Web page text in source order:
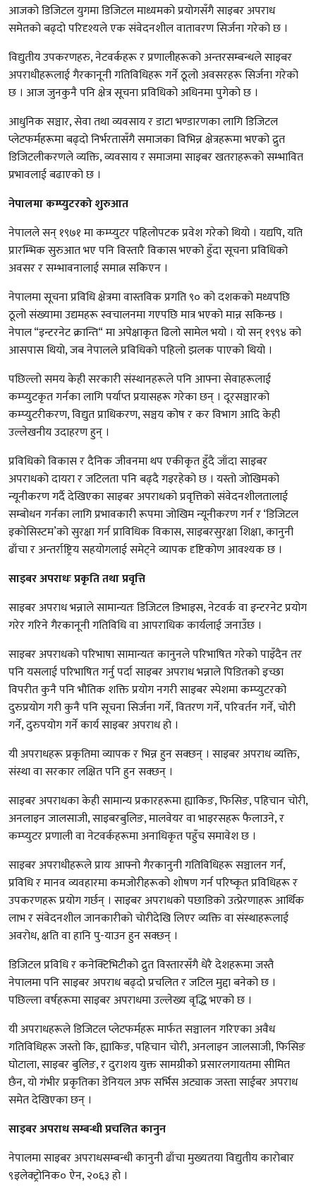
आजको डिजिटल युगमा डिजिटल माध्यमको प्रयोगसँगै साइबर अपराध
समेतको बढ्दो परिदृश्यले एक संवेदनशील वातावरण सिर्जना गरेको छ ।
विद्युतीय उपकरणहरु, नेटवर्कहरू र प्रणालीहरूको अन्तरसम्बन्धले साइबर
अपराधीहरूलाई गैरकानूनी गतिविधिहरू गर्ने ठूलो अवसरहरू सिर्जना गरेको
छ । आज जुनकुनै पनि क्षेत्र सूचना प्रविधिको अधिनमा पुगेको छ ।
आधुनिक सञ्चार, सेवा तथा व्यवसाय र डाटा भण्डारणका लागि डिजिटल
प्लेटफर्महरूमा बढ्दो निर्भरतासँगै समाजका विभिन्न क्षेत्रहरूमा भएको द्रुत
डिजिटलीकरणले व्यक्ति, व्यवसाय र समाजमा साइबर खतराहरूको सम्भावित
प्रभावलाई बढाएको छ ।
नेपालमा कम्प्युटरको शुरुआत
नेपालले सन् १९७१ मा कम्प्युटर पहिलोपटक प्रवेश गरेको थियो । यद्यपि, यति
प्रारम्भिक सुरुआत भए पनि विस्तारै विकास भएको हुँदा सूचना प्रविधिको
अवसर र सम्भावनालाई समात्न सकिएन ।
नेपालमा सूचना प्रविधि क्षेत्रमा वास्तविक प्रगति ९० को दशकको मध्यपछि
ठूलो संख्यामा उद्यमहरू स्वचालनमा गएपछि मात्र भएको मान्न सकिन्छ ।
नेपाल “इन्टरनेट क्रान्ति“ मा अपेक्षाकृत ढिलो सामेल भयो । यो सन् १९९४ को
आसपास थियो, जब नेपालले प्रविधिको पहिलो झलक पाएको थियो ।
पछिल्लो समय केही सरकारी संस्थानहरूले पनि आफ्ना सेवाहरूलाई
कम्प्युटकृत गर्नका लागि पर्याप्त प्रयासहरू गरेका छन् । दूरसञ्चारको
कम्प्युटरीकरण, विद्युत प्राधिकरण, सञ्चय कोष र कर विभाग आदि केही
उल्लेखनीय उदाहरण हुन् ।
प्रविधिको विकास र दैनिक जीवनमा थप एकीकृत हुँदै जाँदा साइबर
अपराधको दायरा र जटिलता पनि बढ्दै गइरहेको छ । यस्तो जोखिमको
न्यूनीकरण गर्दै देखिएका साइबर अपराधको प्रवृत्तिको संवेदनशीलतालाई
सम्बोधन गर्नका लागि प्रभावकारी रूपमा जोखिम न्यूनीकरण गर्न र ‘डिजिटल
इकोसिस्टम’को सुरक्षा गर्न प्राविधिक विकास, साइबरसुरक्षा शिक्षा, कानुनी
ढाँचा र अन्तर्राष्ट्रिय सहयोगलाई समेट्ने व्यापक दृष्टिकोण आवश्यक छ ।
साइबर अपराधः प्रकृति तथा प्रवृत्ति
साइबर अपराध भन्नाले सामान्यतः डिजिटल डिभाइस, नेटवर्क वा इन्टरनेट प्रयोग
गरेर गरिने गैरकानूनी गतिविधि वा आपराधिक कार्यलाई जनाउँछ ।
साइबर अपराधको परिभाषा सामान्यतः कानुनले परिभाषित गरेको पाइँदैन तर
पनि यसलाई परिभाषित गर्नु पर्दा साइबर अपराध भन्नाले पिडितको इच्छा
विपरीत कुनै पनि भौतिक शक्ति प्रयोग नगरी साइबर स्पेशमा कम्प्युटरको
दुरुप्रयोग गरी कुनै पनि सूचना सिर्जना गर्ने, वितरण गर्ने, परिवर्तन गर्ने, चोरी
गर्ने, दुरुपयोग गर्ने कार्य साइबर अपराध हो ।
यी अपराधहरू प्रकृतिमा व्यापक र भिन्न हुन सक्छन् । साइबर अपराध व्यक्ति,
संस्था वा सरकार लक्षित पनि हुन सक्छन् ।
साइबर अपराधका केही सामान्य प्रकारहरूमा ह्याकिङ, फिसिङ, पहिचान चोरी,
अनलाइन जालसाजी, साइबरबुलिङ, मालवेयर वा भाइरसहरू फैलाउने, र
कम्प्युटर प्रणाली वा नेटवर्कहरूमा अनाधिकृत पहुँच समावेश छ ।
साइबर अपराधीहरूले प्रायः आफ्नो गैरकानुनी गतिविधिहरू सञ्चालन गर्न,
प्रविधि र मानव व्यवहारमा कमजोरीहरूको शोषण गर्न परिष्कृत प्रविधिहरू र
उपकरणहरू प्रयोग गर्छन् । साइबर अपराधको पछाडिको उत्प्रेरणाहरू आर्थिक
लाभ र संवेदनशील जानकारीको चोरीदेखि लिएर व्यक्ति वा संस्थाहरूलाई
अवरोध, क्षति वा हानि पु-याउन हुन सक्छन् ।
डिजिटल प्रविधि र कनेक्टिभिटीको द्रुत विस्तारसँगै धेरै देशहरूमा जस्तै
नेपालमा पनि साइबर अपराध बढ्दो प्रचलित र जटिल मुद्दा बनेको छ ।
पछिल्ला वर्षहरूमा साइबर अपराधमा उल्लेख्य वृद्धि भएको छ ।
यी अपराधहरूले डिजिटल प्लेटफर्महरू मार्फत सञ्चालन गरिएका अवैध
गतिविधिहरू जस्तो कि, ह्याकिङ, पहिचान चोरी, अनलाइन जालसाजी, फिसिङ
घोटाला, साइबर बुलिङ, र दुराशय युक्त सामग्रीको प्रसारलगायतमा सीमित
छैन, यो गंभीर प्रकृतिका डेनियल अफ सर्भिस अट्याक जस्ता साईबर अपराध
समेत देखिएका छन् ।
साइबर अपराध सम्बन्धी प्रचलित कानुन
नेपालमा साइबर अपराधसम्बन्धी कानुनी ढाँचा मुख्यतया विद्युतीय कारोबार
९इलेक्ट्रोनिक० ऐन, २०६३ हो ।